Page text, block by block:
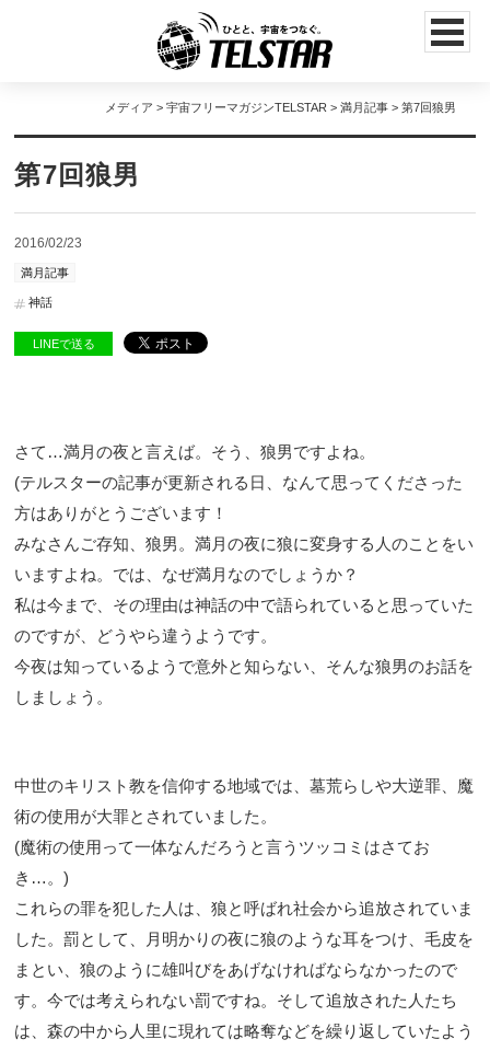
メディア > 宇宙フリーマガジンTELSTAR > 満月記事> 第7回狼男
第7回狼男
2016/02/23
満月記事
神話
LINEで送る
さて…満月の夜と言えば。そう、狼男ですよね。
(テルスターの記事が更新される日、なんて思ってくださった
方はありがとうございます！
みなさんご存知、狼男。満月の夜に狼に変身する人のことをい
いますよね。では、なぜ満月なのでしょうか？
私は今まで、その理由は神話の中で語られていると思っていた
のですが、どうやら違うようです。
今夜は知っているようで意外と知らない、そんな狼男のお話を
しましょう。
中世のキリスト教を信仰する地域では、墓荒らしや大逆罪、魔
術の使用が大罪とされていました。
(魔術の使用って一体なんだろうと言うツッコミはさてお
き…。)
これらの罪を犯した人は、狼と呼ばれ社会から追放されていま
した。罰として、月明かりの夜に狼のような耳をつけ、毛皮を
まとい、狼のように雄叫びをあげなければならなかったので
す。今では考えられない罰ですね。そして追放された人たち
は、森の中から人里に現れては略奪などを繰り返していたよう